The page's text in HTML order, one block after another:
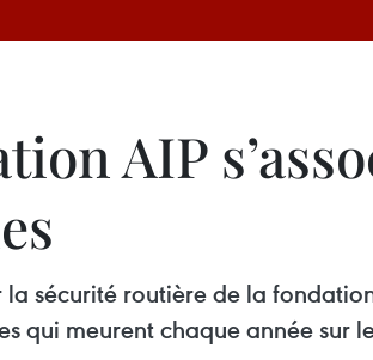
AIP
sécurité routière de la
qui meurent chaque année sur